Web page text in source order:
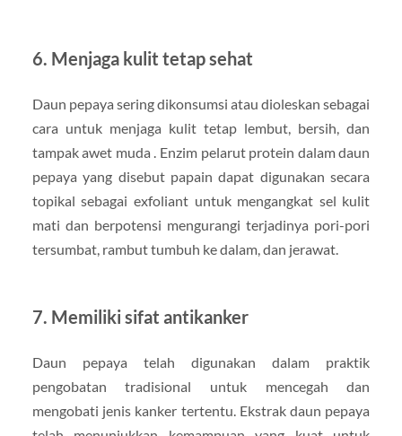
6. Menjaga kulit tetap sehat
Daun pepaya sering dikonsumsi atau dioleskan sebagai
cara untuk menjaga kulit tetap lembut, bersih, dan
tampak awet muda . Enzim pelarut protein dalam daun
pepaya yang disebut papain dapat digunakan secara
topikal sebagai exfoliant untuk mengangkat sel kulit
mati dan berpotensi mengurangi terjadinya pori-pori
tersumbat, rambut tumbuh ke dalam, dan jerawat.
7. Memiliki sifat antikanker
Daun pepaya telah digunakan dalam praktik
pengobatan tradisional untuk mencegah dan
mengobati jenis kanker tertentu. Ekstrak daun pepaya